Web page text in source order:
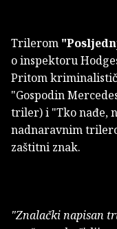
Trilerom
o inspektoru
Pritom
"Gospodin
triler) i "Tko nađe,
nadnaravnim
zaštitni znak.
"Znalački napisan